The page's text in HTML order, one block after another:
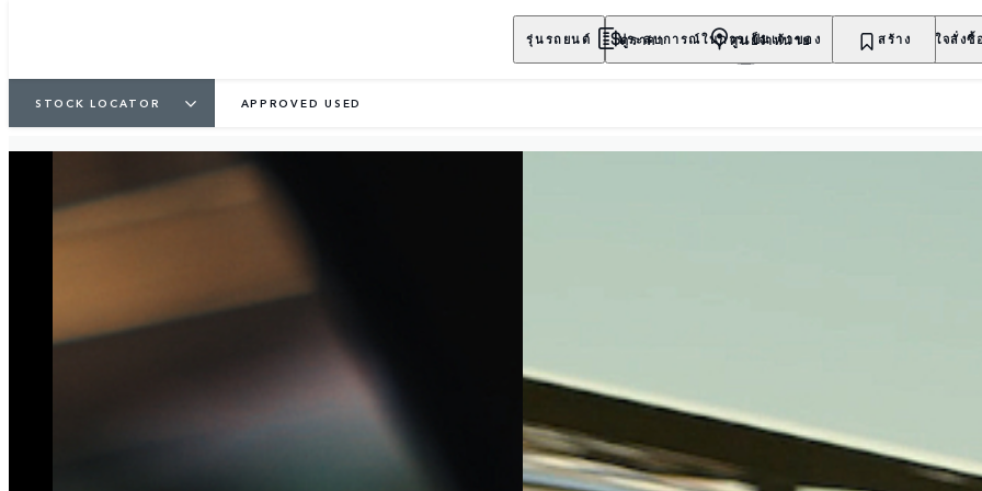
รุ่นรถยนต์ ประสบการณ์ในการเป็นเจ้าของ สำรวจ สนใจสั่งซื้
ดูราคา ศูนย์จำหน่าย สร้าง
STOCK LOCATOR APPROVED USED